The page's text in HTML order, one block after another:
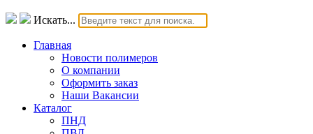
Искать...
Главная
Новости полимеров
О компании
Оформить заказ
Наши Вакансии
Каталог
ПНД